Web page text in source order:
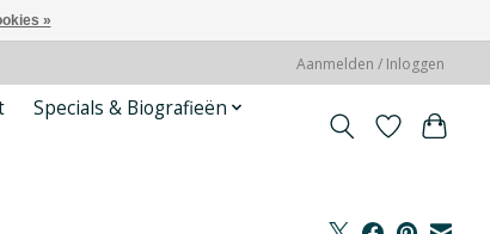
Aanmelden / Inloggen
Specials & Biografieën
»